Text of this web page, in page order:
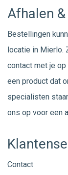
Afhalen
Bestellingen
locatie in Mierlo.
contact met je
een product dat
specialisten
ons op voor een
Contact